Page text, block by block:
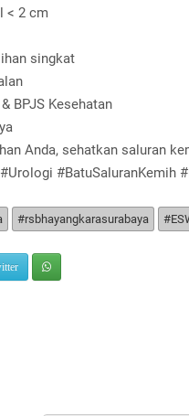
< 2 cm
singkat
BPJS Kesehatan
Anda, sehatkan saluran
#BatuSaluranKemih
#rsbhayangkarasurabaya